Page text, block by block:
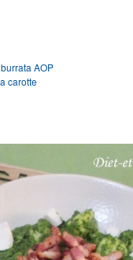
AOP
carotte